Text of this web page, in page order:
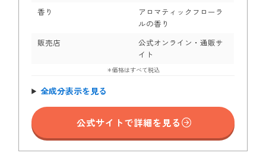
香り
アロマティックフローラ
ルの香り
販売店
公式オンライン・通販サ
イト
＊価格はすべて税込
全成分表示を見る
公式サイトで詳細を見る